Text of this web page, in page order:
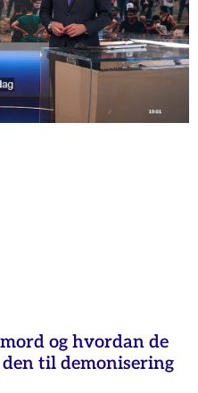
og hvordan de
til demonisering